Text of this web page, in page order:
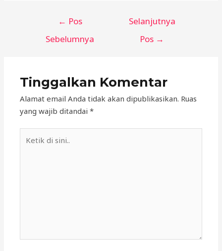
← Pos
Sebelumnya
Selanjutnya
Pos →
Tinggalkan Komentar
Alamat email Anda tidak akan dipublikasikan. Ruas
yang wajib ditandai*